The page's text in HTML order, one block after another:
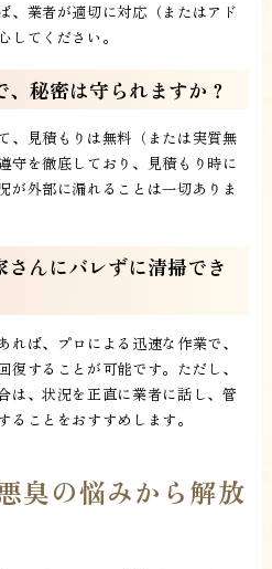
、業者が適切に対応（またはアド
してください。
秘密は守られますか？
、見積もりは無料（または実質無
守を徹底しており、見積もり時に
が外部に漏れることは一切ありま
んにバレずに清掃でき
ば、プロによる迅速な作業で、
することが可能です。ただし、
は、状況を正直に業者に話し、管
ことをおすすめします。
臭の悩みから解放